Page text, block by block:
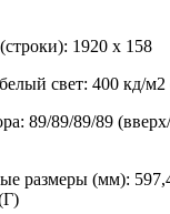
1920 x 158
свет: 400 кд/
89/89/89/89
размеры (мм):